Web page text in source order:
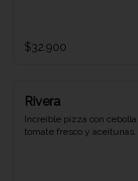
$32.900
Rivera
Increíble pizza con
tomate fresco y aceitunas.